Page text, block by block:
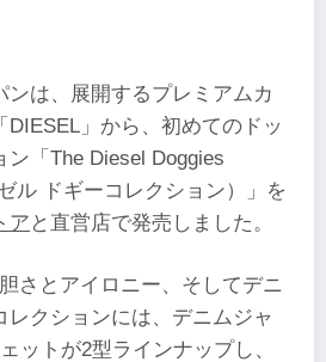
ンは、展開するプレミアムカ
DIESEL」から、初めてのドッ
ン「The Diesel Doggies
ル ドギーコレクション）」を
ア と直営店で発売しました。
さとアイロニー、そしてデニ
レクションには、デニムジャ
ットが2型ラインナップし、